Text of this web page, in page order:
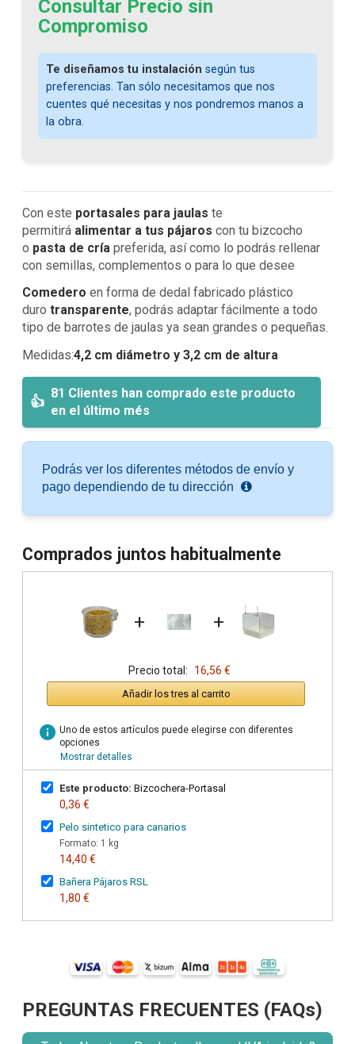
Consultar Precio sin
Compromiso
Te diseñamos tu instalación según tus
preferencias. Tan sólo necesitamos que nos
cuentes qué necesitas y nos pondremos manos a
la obra.
Con este portasales para jaulas te
permitirá alimentar a tus pájaros con tu bizcocho
o pasta de cría preferida, así como lo podrás rellenar
con semillas, complementos o para lo que desee
Comedero en forma de dedal fabricado plástico
duro transparente, podrás adaptar fácilmente a todo
tipo de barrotes de jaulas ya sean grandes o pequeñas.
Medidas:4,2 cm diámetro y 3,2 cm de altura
81 Clientes han comprado este producto
en el último més
Podrás ver los diferentes métodos de envío y
pago dependiendo de tu dirección
Comprados juntos habitualmente
+ +
Precio total: 16,56 €
Añadir los tres al carrito
info Uno de estos artículos puede elegirse con diferentes
opciones
Mostrar detalles
Este producto: Bizcochera-Portasal
0,36 €
Pelo sintetico para canarios
Formato: 1 kg
14,40 €
Bañera Pájaros RSL
1,80 €
PREGUNTAS FRECUENTES (FAQs)